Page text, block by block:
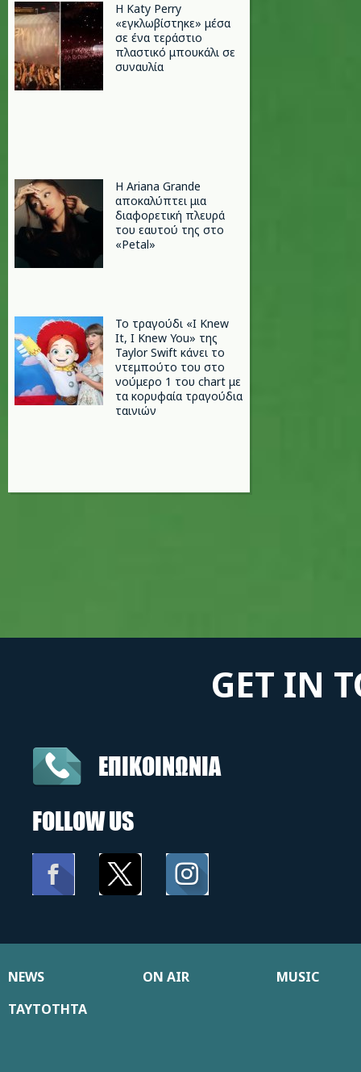
H Katy Perry
«εγκλωβίστηκε» μέσα
σε ένα τεράστιο
πλαστικό μπουκάλι σε
συναυλία
Η Ariana Grande
αποκαλύπτει μια
διαφορετική πλευρά
του εαυτού της στο
«Petal»
Το τραγούδι «I Knew
It, I Knew You» της
Taylor Swift κάνει το
ντεμπούτο του στο
νούμερο 1 του chart με
τα κορυφαία τραγούδια
ταινιών
GET IN
ΕΠΙΚΟΙΝΩΝΙΑ
FOLLOW US
NEWS ON AIR
MUSIC
ΤΑΥΤΟΤΗΤΑ